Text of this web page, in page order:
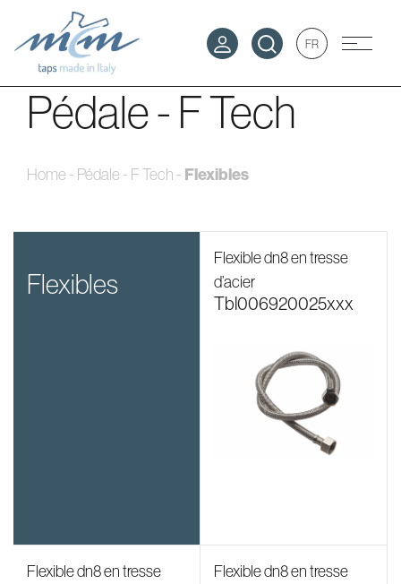
FR
Pédale - F Tech
Home - Pédale - F Tech - Flexibles
flexibles
Flexible dn8 en tresse
d’acier
tbl006920025xxx
Flexible dn8 en tresse
Flexible dn8 en tresse